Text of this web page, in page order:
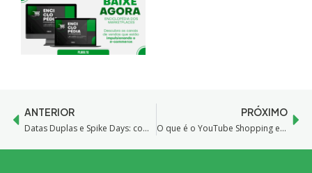
ANTERIOR
Datas Duplas e Spike Days: como essas campanhas estão transformando o calendário do e-commerce
PRÓXIMO
O que é o YouTube Shopping e como começar a vender